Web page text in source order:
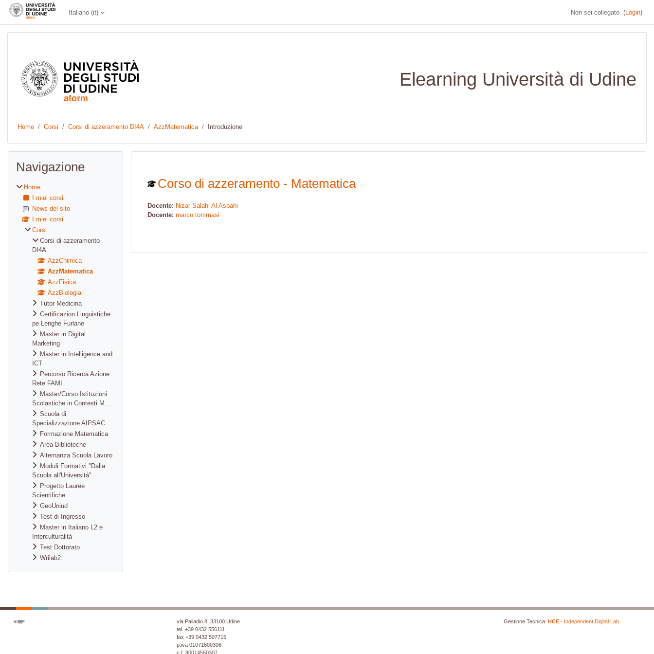
Vai al contenuto principale
Italiano ‎(it)‎
Non sei collegato. (Login)
Elearning Università di Udine
Home Corsi Corsi di azzeramento DI4A AzzMatematica Introduzione
Corso di azzeramento - Matematica
Docente: Nizar Salahi Al Asbahi
Docente: marco tommasi
Blocchi
Navigazione
Home
I miei corsi
News del sito
I miei corsi
Corsi
Corsi di azzeramento
DI4A
AzzChimica
AzzMatematica
AzzFisica
AzzBiologia
Tutor Medicina
Certificazion Linguistiche
pe Lenghe Furlane
Master in Digital
Marketing
Master in Intelligence and
ICT
Percorso Ricerca Azione
Rete FAMI
Master/Corso Istituzioni
Scolastiche in Contesti M...
Scuola di
Specializzazione AIPSAC
Formazione Matematica
Area Biblioteche
Alternanza Scuola Lavoro
Moduli Formativi "Dalla
Scuola all'Università"
Progetto Lauree
Scientifiche
GeoUniud
Test di Ingresso
Master in Italiano L2 e
Interculturalità
Test Dottorato
Wrilab2
via Palladio 8, 33100 Udine
tel. +39 0432 556111
fax +39 0432 507715
p.iva 01071600306
c.f. 80014550307
Gestione Tecnica: HCE- Independent Digital Lab